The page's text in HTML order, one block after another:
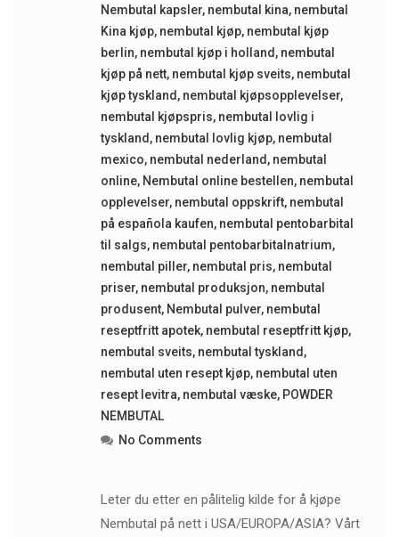
Nembutal kapsler, nembutal kina, nembutal
Kina kjøp, nembutal kjøp, nembutal kjøp
berlin, nembutal kjøp i holland , nembutal
kjøp på nett, nembutal kjøp sveits, nembutal
kjøp tyskland , nembutal kjøpsopplevelser,
nembutal kjøpspris, nembutal lovlig i
tyskland , nembutal lovlig kjøp, nembutal
mexico, nembutal nederland , nembutal
online, Nembutal online bestellen, nembutal
opplevelser, nembutal oppskrift, nembutal
på española kaufen, nembutal pentobarbital
til salgs, nembutal pentobarbitalnatrium,
nembutal piller, nembutal pris, nembutal
priser, nembutal produksjon, nembutal
produsent, Nembutal pulver, nembutal
reseptfritt apotek, nembutal reseptfritt kjøp,
nembutal sveits, nembutal tyskland ,
nembutal uten resept kjøp, nembutal uten
resept levitra, nembutal væske, POWDER
NEMBUTAL
No Comments
Leter du etter en pålitelig kilde for å kjøpe
Nembutal på nett i USA/EUROPA/ASIA? Vårt